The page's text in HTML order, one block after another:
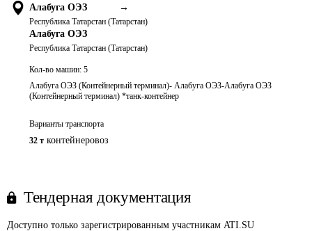
Алабуга ОЭЗ →
Республика Татарстан (Татарстан)
Алабуга ОЭЗ
Республика Татарстан (Татарстан)
Кол-во машин: 5
Алабуга ОЭЗ (Контейнерный терминал)- Алабуга ОЭЗ-Алабуга ОЭЗ
(Контейнерный терминал) *танк-контейнер
Варианты транспорта
32 т контейнеровоз
Тендерная документация
Доступно только зарегистрированным участникам ATI.SU